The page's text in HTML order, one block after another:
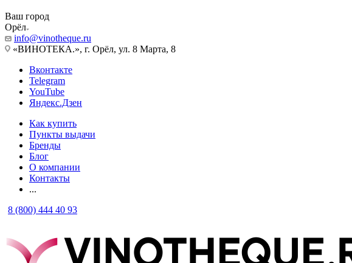
Ваш город
Орёл
info@vinotheque.ru
«ВИНОТЕКА.», г. Орёл, ул. 8 Марта, 8
Вконтакте
Telegram
YouTube
Яндекс.Дзен
Как купить
Пункты выдачи
Бренды
Блог
О компании
Контакты
...
8 (800) 444 40 93